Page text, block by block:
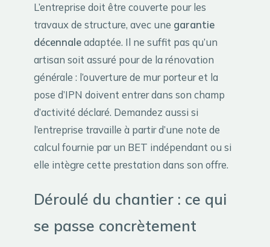
L’entreprise doit être couverte pour les
travaux de structure, avec une garantie
décennaleadaptée. Il ne suffit pas qu’un
artisan soit assuré pour de la rénovation
générale : l’ouverture de mur porteur et la
pose d’IPN doivent entrer dans son champ
d’activité déclaré. Demandez aussi si
l’entreprise travaille à partir d’une note de
calcul fournie par un BET indépendant ou si
elle intègre cette prestation dans son offre.
Déroulé du chantier : ce qui
se passe concrètement